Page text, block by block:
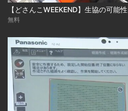
【どさんこWEEKEND】生協の可能性
無料